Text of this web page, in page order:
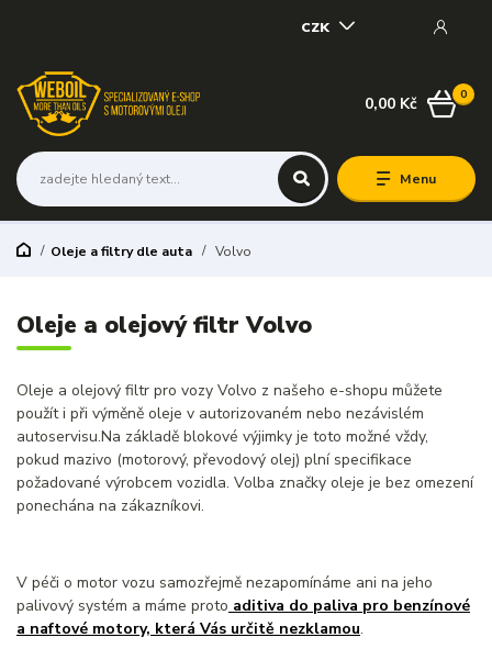
Menu
CZK
0
0,00 Kč
Oleje a filtry dle auta Volvo
Oleje a olejový filtr Volvo
Oleje a olejový filtr pro vozy Volvo z našeho e-shopu můžete
použít i při výměně oleje v autorizovaném nebo nezávislém
autoservisu.Na základě blokové výjimky je toto možné vždy,
pokud mazivo (motorový, převodový olej) plní specifikace
požadované výrobcem vozidla. Volba značky oleje je bez omezení
ponechána na zákazníkovi.
V péči o motor vozu samozřejmě nezapomínáme ani na jeho
palivový systém a máme proto aditiva do paliva pro benzínové
a naftové motory, která Vás určitě nezklamou.